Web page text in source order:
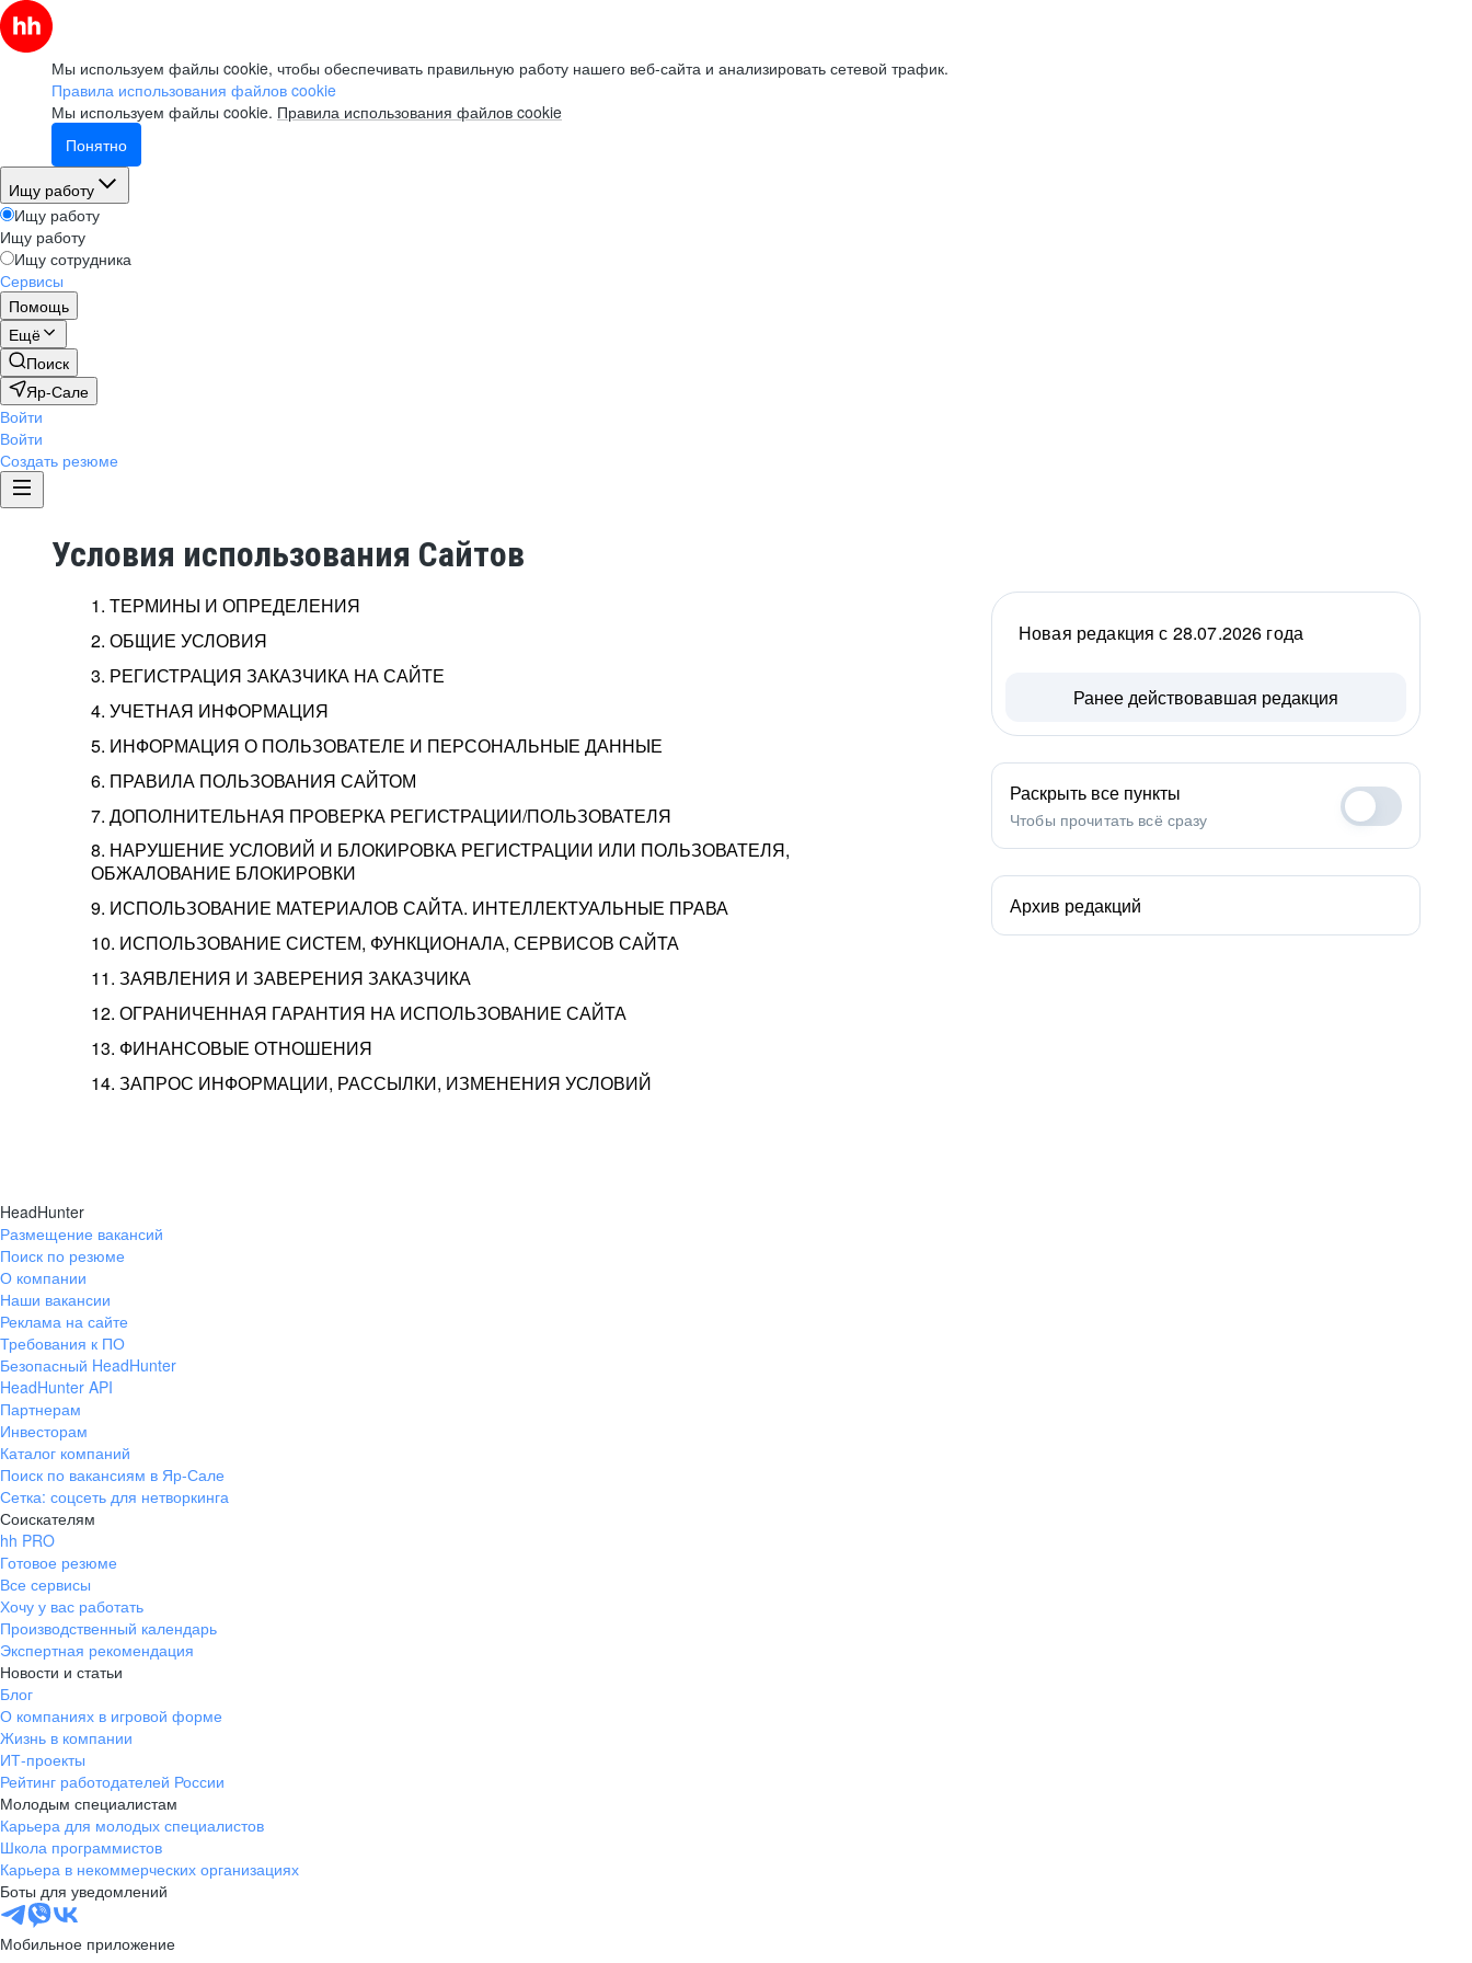
Мы используем файлы cookie, чтобы обеспечивать правильную работу нашего веб-сайта и анализировать сетевой трафик.
Правила использования файлов cookie
Мы используем файлы cookie. Правила использования файлов cookie
Понятно
Ищу работу
Ищу работу
Ищу работу
Ищу сотрудника
Сервисы
Помощь
Ещё
Поиск
Яр-Сале
Войти
Войти
Создать резюме
Условия использования Сайтов
1. ТЕРМИНЫ И ОПРЕДЕЛЕНИЯ
2. ОБЩИЕ УСЛОВИЯ
3. РЕГИСТРАЦИЯ ЗАКАЗЧИКА НА САЙТЕ
4. УЧЕТНАЯ ИНФОРМАЦИЯ
5. ИНФОРМАЦИЯ О ПОЛЬЗОВАТЕЛЕ И ПЕРСОНАЛЬНЫЕ ДАННЫЕ
6. ПРАВИЛА ПОЛЬЗОВАНИЯ САЙТОМ
7. ДОПОЛНИТЕЛЬНАЯ ПРОВЕРКА РЕГИСТРАЦИИ/ПОЛЬЗОВАТЕЛЯ
8. НАРУШЕНИЕ УСЛОВИЙ И БЛОКИРОВКА РЕГИСТРАЦИИ ИЛИ ПОЛЬЗОВАТЕЛЯ,
ОБЖАЛОВАНИЕ БЛОКИРОВКИ
9. ИСПОЛЬЗОВАНИЕ МАТЕРИАЛОВ САЙТА. ИНТЕЛЛЕКТУАЛЬНЫЕ ПРАВА
10. ИСПОЛЬЗОВАНИЕ СИСТЕМ, ФУНКЦИОНАЛА, СЕРВИСОВ САЙТА
11. ЗАЯВЛЕНИЯ И ЗАВЕРЕНИЯ ЗАКАЗЧИКА
12. ОГРАНИЧЕННАЯ ГАРАНТИЯ НА ИСПОЛЬЗОВАНИЕ САЙТА
13. ФИНАНСОВЫЕ ОТНОШЕНИЯ
14. ЗАПРОС ИНФОРМАЦИИ, РАССЫЛКИ, ИЗМЕНЕНИЯ УСЛОВИЙ
Новая редакция с 28.07.2026 года
Ранее действовавшая редакция
Раскрыть все пункты
Чтобы прочитать всё сразу
Архив редакций
HeadHunter
Размещение вакансий
Поиск по резюме
О компании
Наши вакансии
Реклама на сайте
Требования к ПО
Безопасный HeadHunter
HeadHunter API
Партнерам
Инвесторам
Каталог компаний
Поиск по вакансиям в Яр-Сале
Сетка: соцсеть для нетворкинга
Соискателям
hh PRO
Готовое резюме
Все сервисы
Хочу у вас работать
Производственный календарь
Экспертная рекомендация
Новости и статьи
Блог
О компаниях в игровой форме
Жизнь в компании
ИТ-проекты
Рейтинг работодателей России
Молодым специалистам
Карьера для молодых специалистов
Школа программистов
Карьера в некоммерческих организациях
Боты для уведомлений
Мобильное приложение